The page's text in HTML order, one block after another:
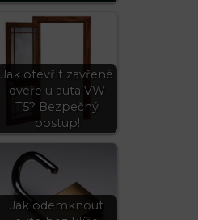
Jak otevřít zavřené
dveře u auta VW
T5? Bezpečný
postup!
Jak odemknout